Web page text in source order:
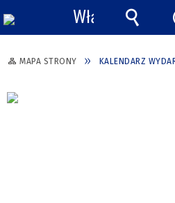
MAPA STRONY KALENDARZ
Włącz